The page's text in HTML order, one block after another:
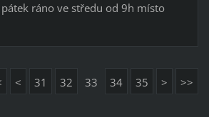
ráno ve středu od 9h místo
< 31 32 33 34 35 > >>